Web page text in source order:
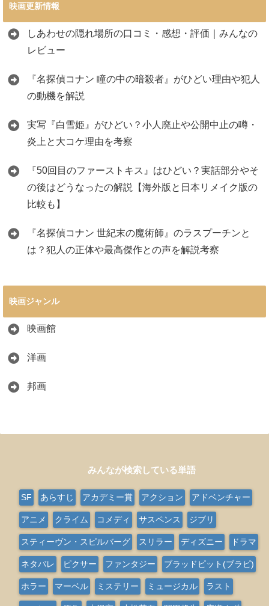
映画更新情報
しあわせの隠れ場所の口コミ・感想・評価｜みんなの
レビュー
『名探偵コナン 瞳の中の暗殺者』がひどい理由や犯人
の動機を解説
実写『白雪姫』がひどい？小人廃止や公開中止の噂・
炎上と大コケ理由を考察
『50回目のファーストキス』はひどい？実話部分やそ
の後はどうなったの解説【海外版と日本リメイク版の
比較も】
『名探偵コナン 世紀末の魔術師』のラスプーチンと
は？犯人の正体や最高傑作との声を解説考察
映画ジャンル
映画館
洋画
邦画
みんなが検索している単語
SF あらすじ アカデミー賞 アクション アドベンチャー
アニメ クライム コメディ サスペンス ジブリ
スティーヴン・スピルバーグ スリラー ディズニー ドラマ
ネタバレ ピクサー ファンタジー ブラッドピット(ブラピ)
ホラー マーベル ミステリー ミュージカル ラスト